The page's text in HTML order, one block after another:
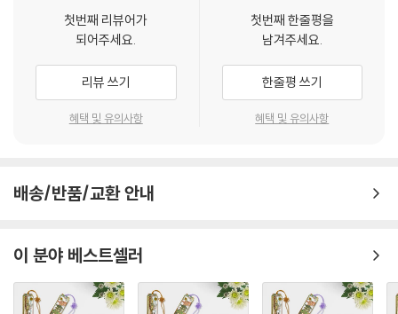
첫번째 리뷰어가
되어주세요.
리뷰 쓰기
혜택 및 유의사항
첫번째 한줄평을
남겨주세요.
한줄평 쓰기
혜택 및 유의사항
배송/반품/교환 안내
이 분야 베스트셀러